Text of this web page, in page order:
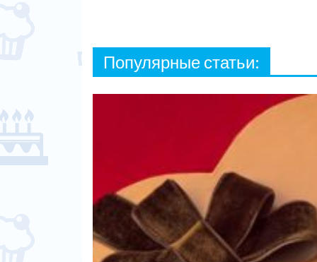
Популярные статьи: